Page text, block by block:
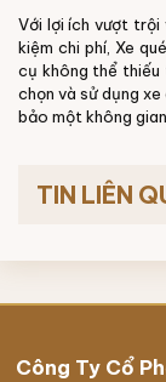
Với lợi ích vượt trội
kiệm chi phí, Xe
cụ không thể
chọn và sử dụng
bảo một không
TIN LIÊN
Công Ty Cổ